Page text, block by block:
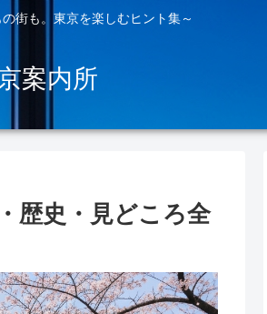
街も。東京を楽しむヒント集～
案内所
歴史・見どころ全